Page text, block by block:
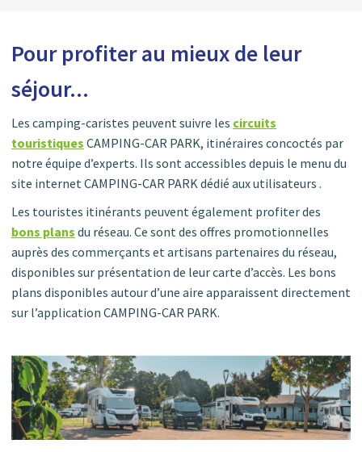
Pour profiter au mieux de leur
séjour...
Les camping-caristes peuvent suivre les circuits
touristiques CAMPING-CAR PARK, itinéraires concoctés par
notre équipe d’experts. Ils sont accessibles depuis le menu du
site internet CAMPING-CAR PARK dédié aux utilisateurs .
Les touristes itinérants peuvent également profiter des
bons plans du réseau. Ce sont des offres promotionnelles
auprès des commerçants et artisans partenaires du réseau,
disponibles sur présentation de leur carte d’accès. Les bons
plans disponibles autour d’une aire apparaissent directement
sur l’application CAMPING-CAR PARK.